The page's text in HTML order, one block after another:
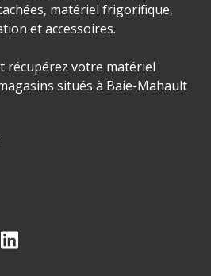
matériel frigorifique,
et accessoires.
récupérez votre matériel
situés à Baie-Mahault